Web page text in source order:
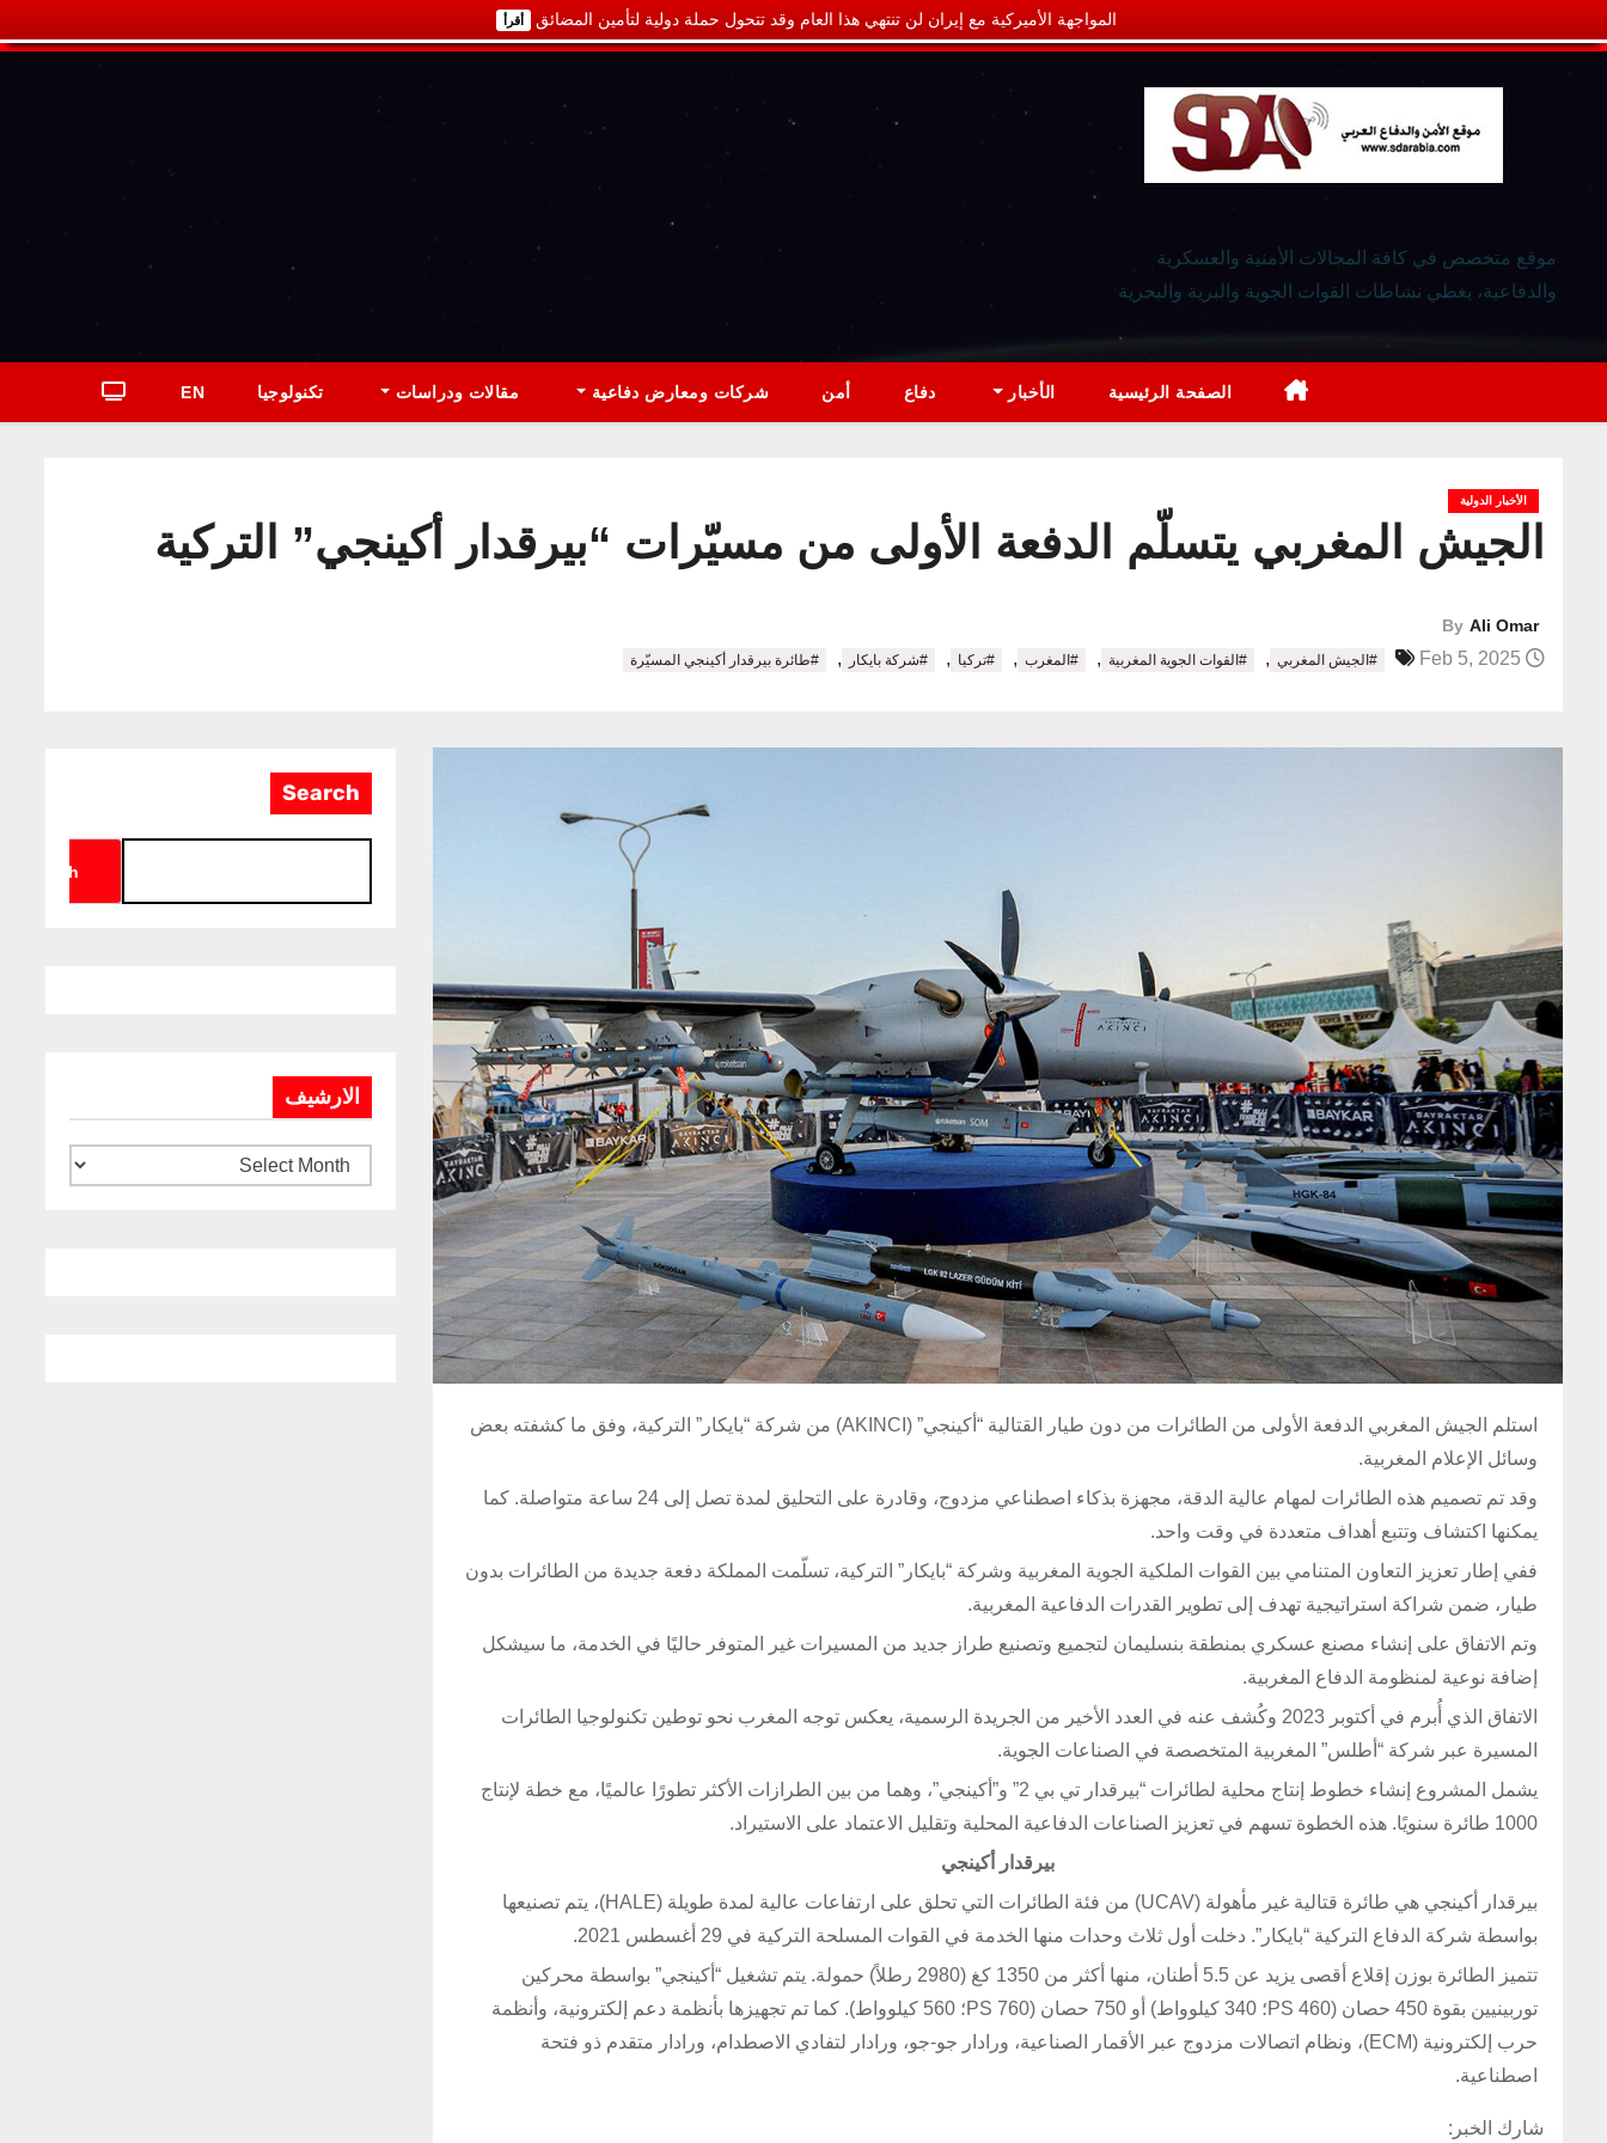
المواجهة الأميركية مع إيران لن تنتهي هذا العام وقد تتحول حملة دولية لتأمين المضائق أقرأ
موقع متخصص في كافة المجالات الأمنية والعسكرية
والدفاعية، يغطي نشاطات القوات الجوية والبرية والبحرية
الصفحة الرئيسية الأخبار دفاع أمن شركات ومعارض دفاعية مقالات ودراسات تكنولوجيا EN
الأخبار الدولية
الجيش المغربي يتسلّم الدفعة الأولى من مسيّرات “بيرقدار أكينجي” التركية
By Ali Omar
#الجيش المغربي , #القوات الجوية المغربية , #المغرب , #تركيا , #شركة بايكار , #طائرة بيرقدار أكينجي المسيّرة
استلم الجيش المغربي الدفعة الأولى من الطائرات من دون طيار القتالية “أكينجي” (AKINCI) من شركة “بايكار” التركية، وفق ما كشفته بعض
وسائل الإعلام المغربية.
وقد تم تصميم هذه الطائرات لمهام عالية الدقة، مجهزة بذكاء اصطناعي مزدوج، وقادرة على التحليق لمدة تصل إلى 24 ساعة متواصلة. كما
يمكنها اكتشاف وتتبع أهداف متعددة في وقت واحد.
ففي إطار تعزيز التعاون المتنامي بين القوات الملكية الجوية المغربية وشركة “بايكار” التركية، تسلّمت المملكة دفعة جديدة من الطائرات بدون
طيار، ضمن شراكة استراتيجية تهدف إلى تطوير القدرات الدفاعية المغربية.
وتم الاتفاق على إنشاء مصنع عسكري بمنطقة بنسليمان لتجميع وتصنيع طراز جديد من المسيرات غير المتوفر حاليًا في الخدمة، ما سيشكل
إضافة نوعية لمنظومة الدفاع المغربية.
الاتفاق الذي أُبرم في أكتوبر 2023 وكُشف عنه في العدد الأخير من الجريدة الرسمية، يعكس توجه المغرب نحو توطين تكنولوجيا الطائرات
المسيرة عبر شركة “أطلس” المغربية المتخصصة في الصناعات الجوية.
يشمل المشروع إنشاء خطوط إنتاج محلية لطائرات “بيرقدار تي بي 2” و”أكينجي”، وهما من بين الطرازات الأكثر تطورًا عالميًا، مع خطة لإنتاج
1000 طائرة سنويًا. هذه الخطوة تسهم في تعزيز الصناعات الدفاعية المحلية وتقليل الاعتماد على الاستيراد.
بيرقدار أكينجي
بيرقدار أكينجي هي طائرة قتالية غير مأهولة (UCAV) من فئة الطائرات التي تحلق على ارتفاعات عالية لمدة طويلة (HALE)، يتم تصنيعها
بواسطة شركة الدفاع التركية “بايكار”. دخلت أول ثلاث وحدات منها الخدمة في القوات المسلحة التركية في 29 أغسطس 2021.
تتميز الطائرة بوزن إقلاع أقصى يزيد عن 5.5 أطنان، منها أكثر من 1350 كغ (2980 رطلاً) حمولة. يتم تشغيل “أكينجي” بواسطة محركين
توربينيين بقوة 450 حصان (460 PS؛ 340 كيلوواط) أو 750 حصان (760 PS؛ 560 كيلوواط). كما تم تجهيزها بأنظمة دعم إلكترونية، وأنظمة
حرب إلكترونية (ECM)، ونظام اتصالات مزدوج عبر الأقمار الصناعية، ورادار جو-جو، ورادار لتفادي الاصطدام، ورادار متقدم ذو فتحة
اصطناعية.
شارك الخبر:
Search
Search
الارشيف